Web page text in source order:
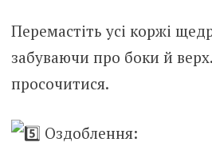
Перемастіть усі коржі
забуваючи про боки й
просочитися.
Оздоблення: